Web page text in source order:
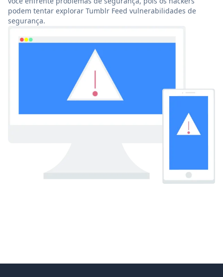
podem tentar explorar Tumblr Feed vulnerabilidades de
segurança.